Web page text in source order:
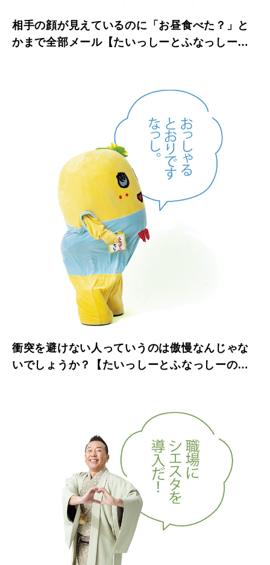
相手の顔が見えているのに「お昼食べた？」と
かまで全部メール【たいっしーとふなっしーの
衝突を避けない人っていうのは傲慢なんじゃな
いでしょうか？【たいっしーとふなっしーのお